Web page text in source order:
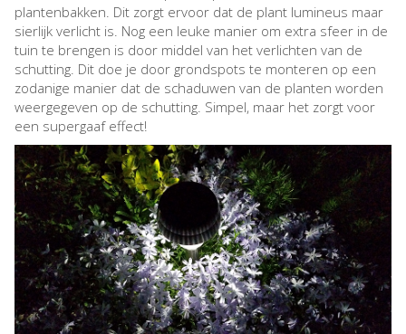
plantenbakken. Dit zorgt ervoor dat de plant lumineus maar
sierlijk verlicht is. Nog een leuke manier om extra sfeer in de
tuin te brengen is door middel van het verlichten van de
schutting. Dit doe je door grondspots te monteren op een
zodanige manier dat de schaduwen van de planten worden
weergegeven op de schutting. Simpel, maar het zorgt voor
een supergaaf effect!